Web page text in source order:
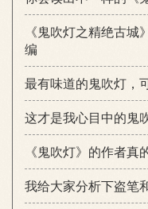
《鬼吹灯之精绝古
编
最有味道的鬼吹灯，
这才是我心目中的鬼
《鬼吹灯》的作者真
我给大家分析下盗笔